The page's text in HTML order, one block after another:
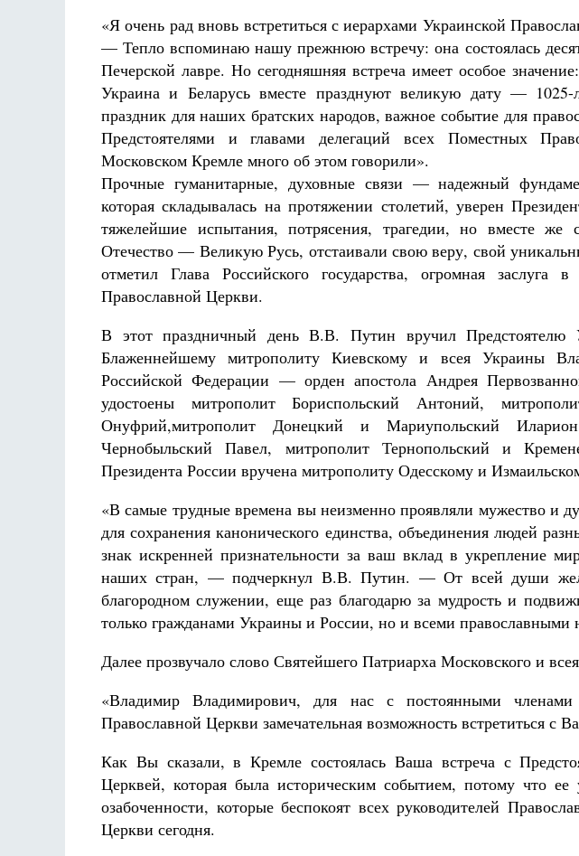
«Я очень рад вновь встретиться с иерархами Украинской
— Тепло вспоминаю нашу прежнюю встречу: она состоялась
Печерской лавре. Но сегодняшняя встреча имеет особое
Украина и Беларусь вместе празднуют великую дату —
праздник для наших братских народов, важное событие для
Предстоятелями и главами делегаций всех Поместных
Московском Кремле много об этом говорили».
Прочные гуманитарные, духовные связи — надежный
которая складывалась на протяжении столетий, уверен
тяжелейшие испытания, потрясения, трагедии, но вместе
Отечество — Великую Русь, отстаивали свою веру, свой
отметил Глава Российского государства, огромная заслуга
Православной Церкви.
В этот праздничный день В.В. Путин вручил Предстоятелю
Блаженнейшему митрополиту Киевскому и всея Украины
Российской Федерации — орден апостола Андрея
удостоены митрополит Бориспольский Антоний,
Онуфрий,митрополит Донецкий и Мариупольский
Чернобыльский Павел, митрополит Тернопольский и
Президента России вручена митрополиту Одесскому и
«В самые трудные времена вы неизменно проявляли мужество и
для сохранения канонического единства, объединения людей
знак искренней признательности за ваш вклад в укрепление
наших стран, — подчеркнул В.В. Путин. — От всей души
благородном служении, еще раз благодарю за мудрость и
только гражданами Украины и России, но и всеми православными
Далее прозвучало слово Святейшего Патриарха Московского и
«Владимир Владимирович, для нас с постоянными
Православной Церкви замечательная возможность встретиться с
Как Вы сказали, в Кремле состоялась Ваша встреча с
Церквей, которая была историческим событием, потому что ее
озабоченности, которые беспокоят всех руководителей
Церкви сегодня.